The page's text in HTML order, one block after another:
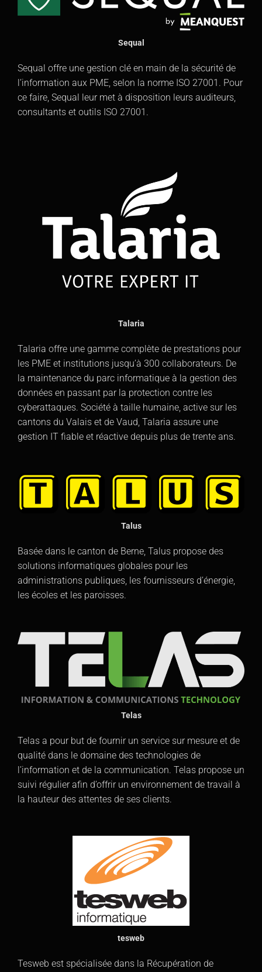
Sequal
Sequal offre une gestion clé en main de la sécurité de
l’information aux PME, selon la norme ISO 27001. Pour
ce faire, Sequal leur met à disposition leurs auditeurs,
consultants et outils ISO 27001.
Talaria
Talaria offre une gamme complète de prestations pour
les PME et institutions jusqu’à 300 collaborateurs. De
la maintenance du parc informatique à la gestion des
données en passant par la protection contre les
cyberattaques. Société à taille humaine, active sur les
cantons du Valais et de Vaud, Talaria assure une
gestion IT fiable et réactive depuis plus de trente ans.
Talus
Basée dans le canton de Berne, Talus propose des
solutions informatiques globales pour les
administrations publiques, les fournisseurs d’énergie,
les écoles et les paroisses.
Telas
Telas a pour but de fournir un service sur mesure et de
qualité dans le domaine des technologies de
l’information et de la communication. Telas propose un
suivi régulier afin d’offrir un environnement de travail à
la hauteur des attentes de ses clients.
tesweb
Tesweb est spécialisée dans la Récupération de